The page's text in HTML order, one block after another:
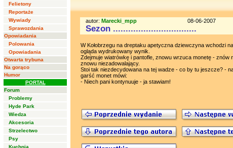
Felietony
Reportaże
Wywiady
Sprawozdania
Opowiadania
Polowania
Opowiadania
Otwarta trybuna
Na gorąco
Humor
PORTAL
Forum
Problemy
Hyde Park
Wiedza
Akcesoria
Strzelectwo
Psy
Kuchnia
autor: Marecki_mpp 08-06-2007
Sezon .................................
W Kołobrzegu na dreptaku apetyczna dziewczyna wchodzi
ogląda wydrukowany wynik.
Zdejmuje wiatrówkę i pantofle, znowu wrzuca monetę -
znowu niezadowalający.
Stoi tak niezdecydowana na tej wadze - co by tu jeszcze? -
garść monet mówi:
- Niech pani kontynuuje - ja stawiam!